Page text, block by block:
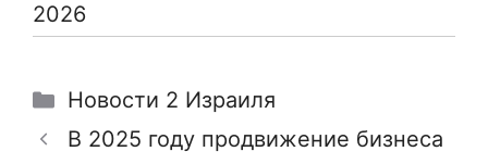
2026
Рубрики
Новости 2 Израиля
В 2025 году продвижение бизнеса